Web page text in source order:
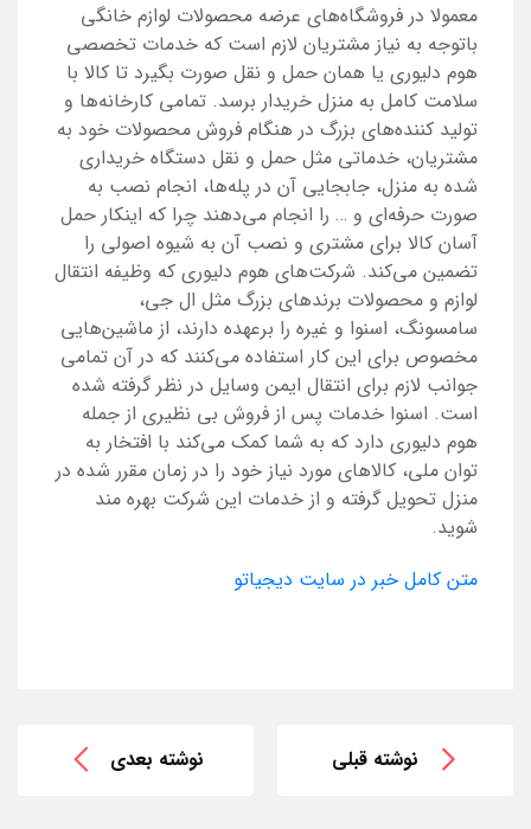
معمولا در فروشگاه‌های عرضه محصولات لوازم خانگی
باتوجه به نیاز مشتریان لازم است که خدمات تخصصی
هوم دلیوری یا همان حمل و نقل صورت بگیرد تا کالا با
سلامت کامل به منزل خریدار برسد. تمامی کارخانه‌ها و
تولید کننده‌های بزرگ در هنگام فروش محصولات خود به
مشتریان، خدماتی مثل حمل و نقل دستگاه خریداری
شده به منزل، جابجایی آن در پله‌ها، انجام نصب به
صورت حرفه‌ای و … را انجام می‌دهند چرا که اینکار حمل
آسان کالا برای مشتری و نصب آن به شیوه اصولی را
تضمین می‌کند. شرکت‌های هوم دلیوری که وظیفه انتقال
لوازم و محصولات برندهای بزرگ مثل ال جی،
سامسونگ، اسنوا و غیره را برعهده دارند، از ماشین‌هایی
مخصوص برای این کار استفاده می‌کنند که در آن تمامی
جوانب لازم برای انتقال ایمن وسایل در نظر گرفته شده
است. اسنوا خدمات پس از فروش بی نظیری از جمله
هوم دلیوری دارد که به شما کمک می‌کند با افتخار به
توان ملی، کالاهای مورد نیاز خود را در زمان مقرر شده در
منزل تحویل گرفته و از خدمات این شرکت بهره مند
شوید.
متن کامل خبر در سایت دیجیاتو
نوشته قبلی نوشته بعدی